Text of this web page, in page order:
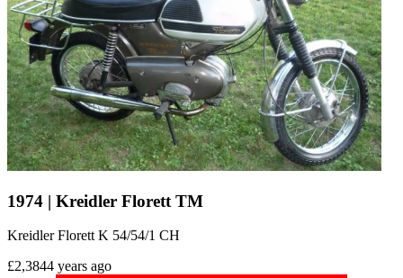
1974 | Kreidler Florett TM
Kreidler Florett K 54/54/1 CH
£2,3844 years ago